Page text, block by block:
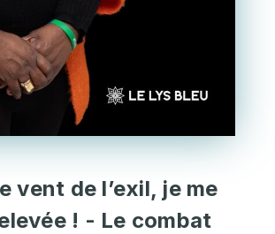
vent de l’exil, je me
! - Le combat